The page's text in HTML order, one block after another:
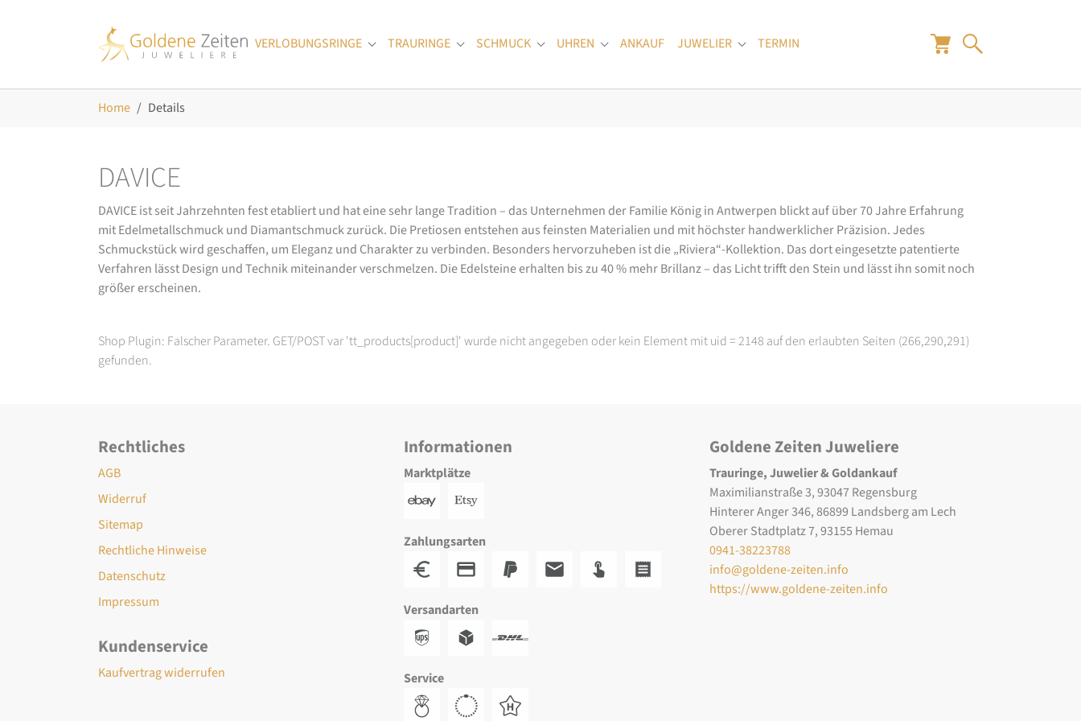
VERLOBUNGSRINGE
Submenu for "Verlobungsringe"
TRAURINGE Submenu for "Trauringe"
SCHMUCK Submenu for "Schmuck"
UHREN Submenu for "Uhren"
ANKAUF JUWELIER Submenu for "Juwelier"
TERMIN
Home Details
DAVICE
DAVICE ist seit Jahrzehnten fest etabliert und hat eine sehr lange Tradition – das Unternehmen der Familie König in Antwerpen blickt auf über 70 Jahre Erfahrung
mit Edelmetallschmuck und Diamantschmuck zurück. Die Pretiosen entstehen aus feinsten Materialien und mit höchster handwerklicher Präzision. Jedes
Schmuckstück wird geschaffen, um Eleganz und Charakter zu verbinden. Besonders hervorzuheben ist die „Riviera“-Kollektion. Das dort eingesetzte patentierte
Verfahren lässt Design und Technik miteinander verschmelzen. Die Edelsteine erhalten bis zu 40 % mehr Brillanz – das Licht trifft den Stein und lässt ihn somit noch
größer erscheinen.
Shop Plugin: Falscher Parameter. GET/POST var 'tt_products[product]' wurde nicht angegeben oder kein Element mit uid = 2148 auf den erlaubten Seiten (266,290,291)
gefunden.
Rechtliches
AGB
Widerruf
Sitemap
Rechtliche Hinweise
Datenschutz
Impressum
Kundenservice
Kaufvertrag widerrufen
Informationen
Marktplätze
Zahlungsarten
Versandarten
Service
Goldene Zeiten Juweliere
Trauringe, Juwelier & Goldankauf
Maximilianstraße 3, 93047 Regensburg
Hinterer Anger 346, 86899 Landsberg am Lech
Oberer Stadtplatz 7, 93155 Hemau
0941-38223788
info@goldene-zeiten.info
https://www.goldene-zeiten.info